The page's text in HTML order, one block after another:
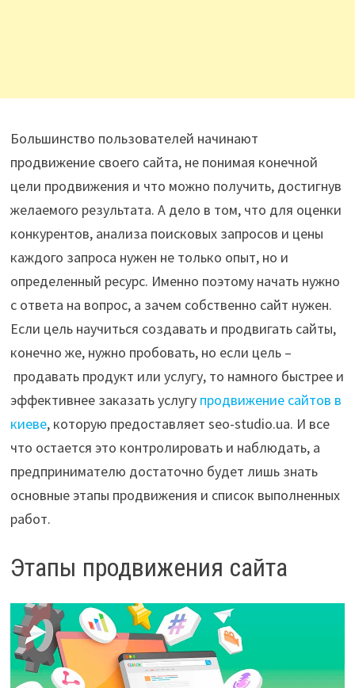
Большинство пользователей начинают
продвижение своего сайта, не понимая конечной
цели продвижения и что можно получить, достигнув
желаемого результата. А дело в том, что для оценки
конкурентов, анализа поисковых запросов и цены
каждого запроса нужен не только опыт, но и
определенный ресурс. Именно поэтому начать нужно
с ответа на вопрос, а зачем собственно сайт нужен.
Если цель научиться создавать и продвигать сайты,
конечно же, нужно пробовать, но если цель –
продавать продукт или услугу, то намного быстрее и
эффективнее заказать услугу продвижение сайтов в
киеве, которую предоставляет seo-studio.ua. И все
что остается это контролировать и наблюдать, а
предпринимателю достаточно будет лишь знать
основные этапы продвижения и список выполненных
работ.
Этапы продвижения сайта